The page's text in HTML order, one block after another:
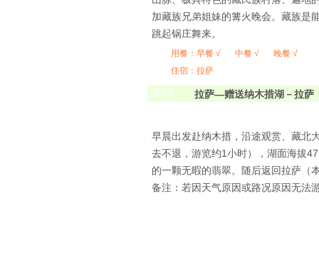
加藏族兄弟姐妹的篝火晚会。藏族是
跳起锅庄舞来。
用餐： 早餐 √ 中餐 √
晚餐 √
住宿：拉萨
第9天 拉萨―赠送纳木措湖－拉萨
早晨出发赴纳木措，沿途观赏、藏北
去不退，游览约1小时），湖面海拔
的一颗无暇的翡翠。随后返回拉萨（
备注：若因天气原因或路况原因无法